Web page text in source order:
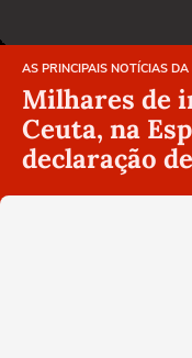
AS PRINCIPAIS NOTÍCIAS DA
Milhares de
Ceuta, na
declaração